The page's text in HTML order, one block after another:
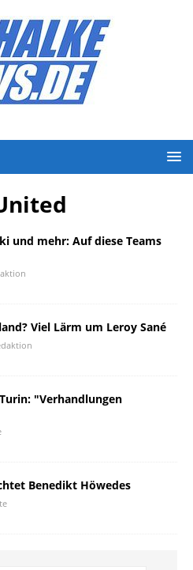
und mehr: Auf diese Teams
Viel Lärm um Leroy Sané
"Verhandlungen
Benedikt Höwedes